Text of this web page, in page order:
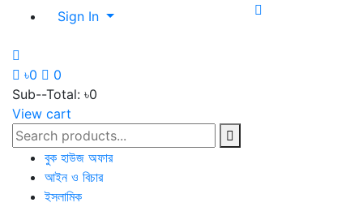
Sign In
৳0
0
Sub--Total: ৳0
View cart
বুক হাউজ অফার
আইন ও বিচার
ইসলামিক